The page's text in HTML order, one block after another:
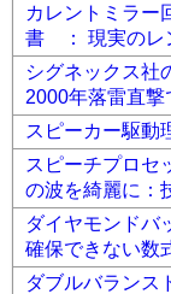
カレントミラー
書 ： 現実のレ
シグネックス社
2000年落雷直撃
スピーカー駆
スピーチプロセ
の波を綺麗に：
ダイヤモンド
確保できない数
ダブルバランス